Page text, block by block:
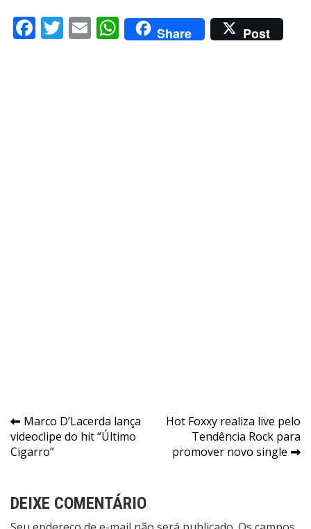
Facebook
Twitter
EmailWhatsApp
Share Post
Navegação
de
Marco D’Lacerda lança
videoclipe do hit “Último
Cigarro”
Hot Foxxy realiza live pelo
Tendência Rock para
promover novo single
DEIXE COMENTÁRIO